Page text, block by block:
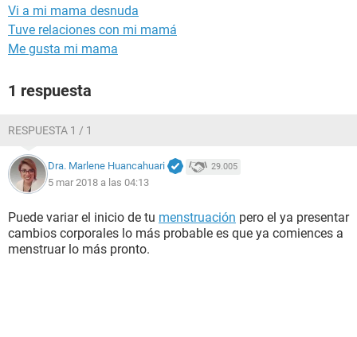
Vi a mi mama desnuda
Tuve relaciones con mi mamá
Me gusta mi mama
1 respuesta
RESPUESTA 1 / 1
Dra. Marlene Huancahuari 29.005
5 mar 2018 a las 04:13
Puede variar el inicio de tu menstruación pero el ya presentar
cambios corporales lo más probable es que ya comiences a
menstruar lo más pronto.